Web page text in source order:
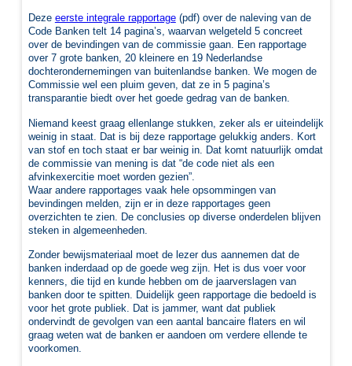
Deze eerste integrale rapportage(pdf) over de naleving van de
Code Banken telt 14 pagina’s, waarvan welgeteld 5 concreet
over de bevindingen van de commissie gaan. Een rapportage
over 7 grote banken, 20 kleinere en 19 Nederlandse
dochterondernemingen van buitenlandse banken. We mogen de
Commissie wel een pluim geven, dat ze in 5 pagina’s
transparantie biedt over het goede gedrag van de banken.
Niemand keest graag ellenlange stukken, zeker als er uiteindelijk
weinig in staat. Dat is bij deze rapportage gelukkig anders. Kort
van stof en toch staat er bar weinig in. Dat komt natuurlijk omdat
de commissie van mening is dat “de code niet als een
afvinkexercitie moet worden gezien”.
Waar andere rapportages vaak hele opsommingen van
bevindingen melden, zijn er in deze rapportages geen
overzichten te zien. De conclusies op diverse onderdelen blijven
steken in algemeenheden.
Zonder bewijsmateriaal moet de lezer dus aannemen dat de
banken inderdaad op de goede weg zijn. Het is dus voer voor
kenners, die tijd en kunde hebben om de jaarverslagen van
banken door te spitten. Duidelijk geen rapportage die bedoeld is
voor het grote publiek. Dat is jammer, want dat publiek
ondervindt de gevolgen van een aantal bancaire flaters en wil
graag weten wat de banken er aandoen om verdere ellende te
voorkomen.